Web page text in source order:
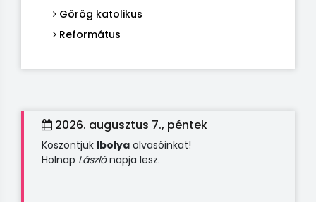
Görög katolikus
Református
2026. augusztus 7., péntek
Köszöntjük Ibolya olvasóinkat!
Holnap Lászlónapja lesz.